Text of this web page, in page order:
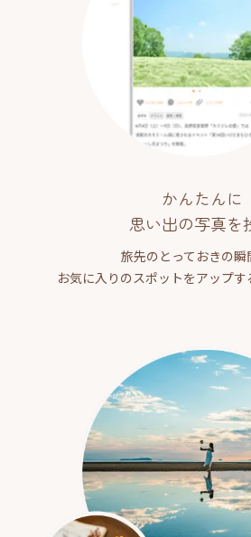
かんたんに
思い出の写真を
旅先のとっておきの瞬
お気に入りのスポットをアップ